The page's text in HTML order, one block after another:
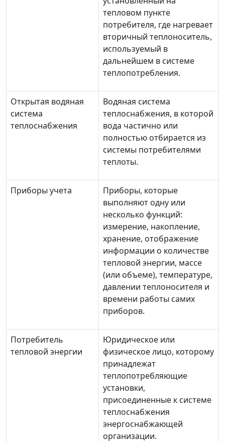
тепловом пункте
потребителя, где нагревает
вторичный теплоноситель,
используемый в
дальнейшем в системе
теплопотребления.
Открытая водяная
система
теплоснабжения
Водяная система
теплоснабжения, в которой
вода частично или
полностью отбирается из
системы потребителями
теплоты.
Приборы учета
Приборы, которые
выполняют одну или
несколько функций:
измерение, накопление,
хранение, отображение
информации о количестве
тепловой энергии, массе
(или объеме), температуре,
давлении теплоносителя и
времени работы самих
приборов.
Потребитель
тепловой энергии
Юридическое или
физическое лицо, которому
принадлежат
теплопотребляющие
установки,
присоединенные к системе
теплоснабжения
энергоснабжающей
организации.